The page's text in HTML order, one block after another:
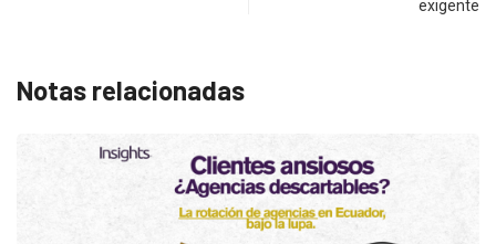
exigente
Notas relacionadas